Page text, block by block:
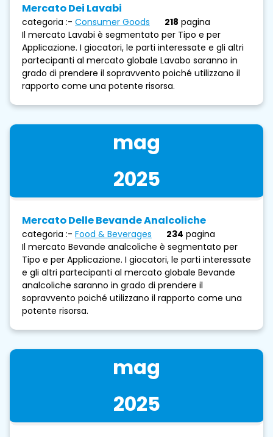
Mercato Dei Lavabi
categoria :- Consumer Goods 218 pagina
Il mercato Lavabi è segmentato per Tipo e per
Applicazione. I giocatori, le parti interessate e gli altri
partecipanti al mercato globale Lavabo saranno in
grado di prendere il sopravvento poiché utilizzano il
rapporto come una potente risorsa.
mag
2025
Mercato Delle Bevande Analcoliche
categoria :- Food & Beverages 234 pagina
Il mercato Bevande analcoliche è segmentato per
Tipo e per Applicazione. I giocatori, le parti interessate
e gli altri partecipanti al mercato globale Bevande
analcoliche saranno in grado di prendere il
sopravvento poiché utilizzano il rapporto come una
potente risorsa.
mag
2025